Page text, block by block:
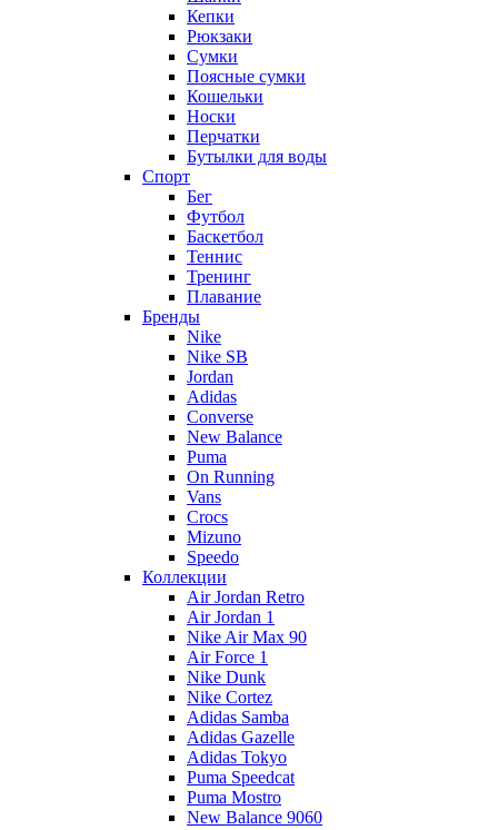
Кепки
Рюкзаки
Сумки
Поясные сумки
Кошельки
Носки
Перчатки
Бутылки для воды
Спорт
Бег
Футбол
Баскетбол
Теннис
Тренинг
Плавание
Бренды
Nike
Nike SB
Jordan
Adidas
Converse
New Balance
Puma
On Running
Vans
Crocs
Mizuno
Speedo
Коллекции
Air Jordan Retro
Air Jordan 1
Nike Air Max 90
Air Force 1
Nike Dunk
Nike Cortez
Adidas Samba
Adidas Gazelle
Adidas Tokyo
Puma Speedcat
Puma Mostro
New Balance 9060